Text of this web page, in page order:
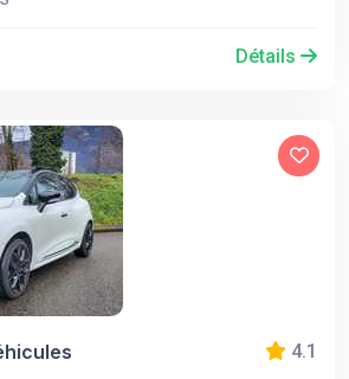
Détails
4.1